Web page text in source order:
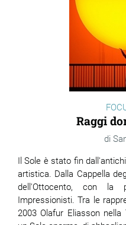
Raggi
Il Sole è stato fin
artistica. Dalla Cappella
dell'Ottocento, con la
Impressionisti. Tra le
2003 Olafur Eliasson